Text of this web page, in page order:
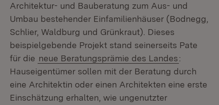
Architektur- und Bauberatung zum Aus- und
Umbau bestehender Einfamilienhäuser (Bodnegg,
Schlier, Waldburg und Grünkraut). Dieses
beispielgebende Projekt stand seinerseits Pate
für die neue Beratungsprämie des Landes:
Hauseigentümer sollen mit der Beratung durch
eine Architektin oder einen Architekten eine erste
Einschätzung erhalten, wie ungenutzter